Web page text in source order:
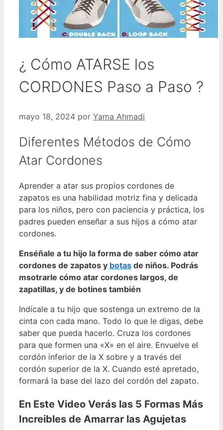
¿ Cómo ATARSE los
CORDONES Paso a Paso ?
mayo 18, 2024 por Yama Ahmadi
Diferentes Métodos de Cómo
Atar Cordones
Aprender a atar sus propios cordones de
zapatos es una habilidad motriz fina y delicada
para los niños, pero con paciencia y práctica, los
padres pueden enseñar a sus hijos a cómo atar
cordones.
Enséñale a tu hijo la forma de saber cómo atar
cordones de zapatos y botas de niños. Podrás
msotrarle cómo atar cordones largos, de
zapatillas, y de botines también
Indícale a tu hijo que sostenga un extremo de la
cinta con cada mano. Todo lo que le digas, debe
saber que pueda hacerlo. Cruza los cordones
para que formen una «X» en el aire. Envuelve el
cordón inferior de la X sobre y a través del
cordón superior de la X. Cuando esté apretado,
formará la base del lazo del cordón del zapato.
En Este Video Verás las 5 Formas Más
Increibles de Amarrar las Agujetas